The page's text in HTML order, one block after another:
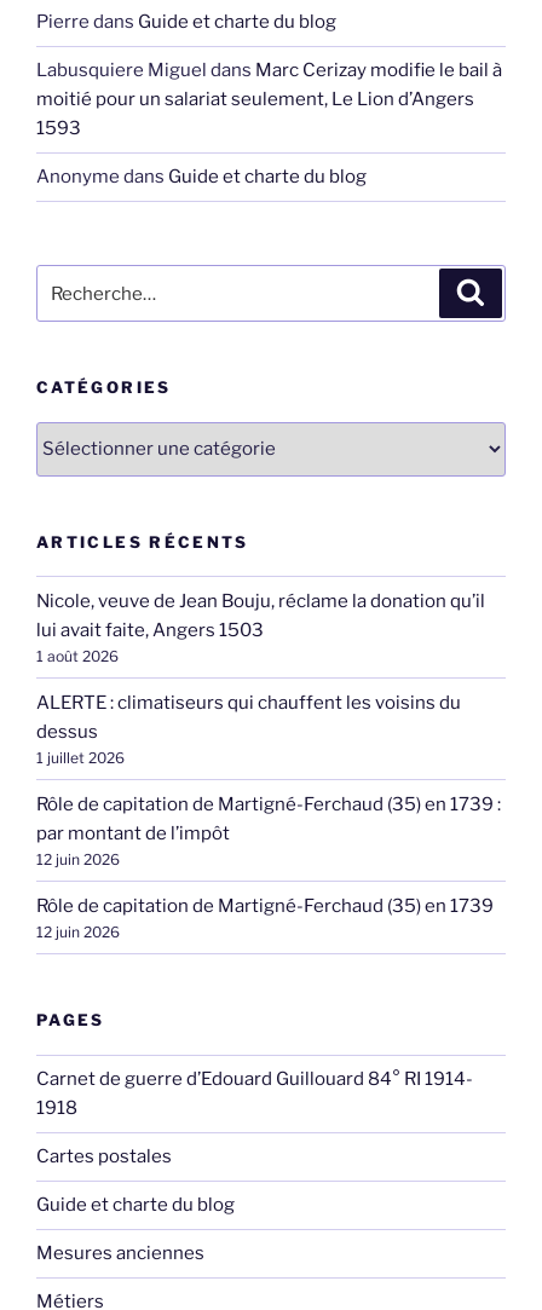
Pierre dans Guide et charte du blog
Labusquiere Miguel dans Marc Cerizay modifie le bail à
moitié pour un salariat seulement, Le Lion d’Angers
1593
Anonyme dans Guide et charte du blog
pour
CATÉGORIES
Catégories
ARTICLES RÉCENTS
Nicole, veuve de Jean Bouju, réclame la donation qu’il
lui avait faite, Angers 1503
1 août 2026
ALERTE : climatiseurs qui chauffent les voisins du
dessus
1 juillet 2026
Rôle de capitation de Martigné-Ferchaud (35) en 1739 :
par montant de l’impôt
12 juin 2026
Rôle de capitation de Martigné-Ferchaud (35) en 1739
12 juin 2026
PAGES
Carnet de guerre d’Edouard Guillouard 84° RI 1914-
1918
Cartes postales
Guide et charte du blog
Mesures anciennes
Métiers